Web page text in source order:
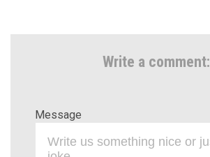
Write a comment:
Message